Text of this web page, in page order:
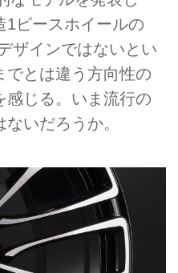
1ピースホイールの
ザインではないとい
でとは違う方向性の
感じる。いま流行の
いだろうか。